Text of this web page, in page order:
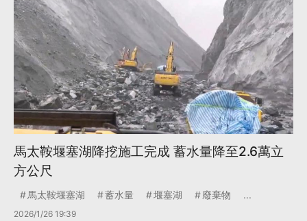
馬太鞍堰塞湖降挖施工完成 蓄水量降至2.6萬立
方公尺
馬太鞍堰塞湖 蓄水量 堰塞湖 廢棄物 ...
2026/1/26 19:39